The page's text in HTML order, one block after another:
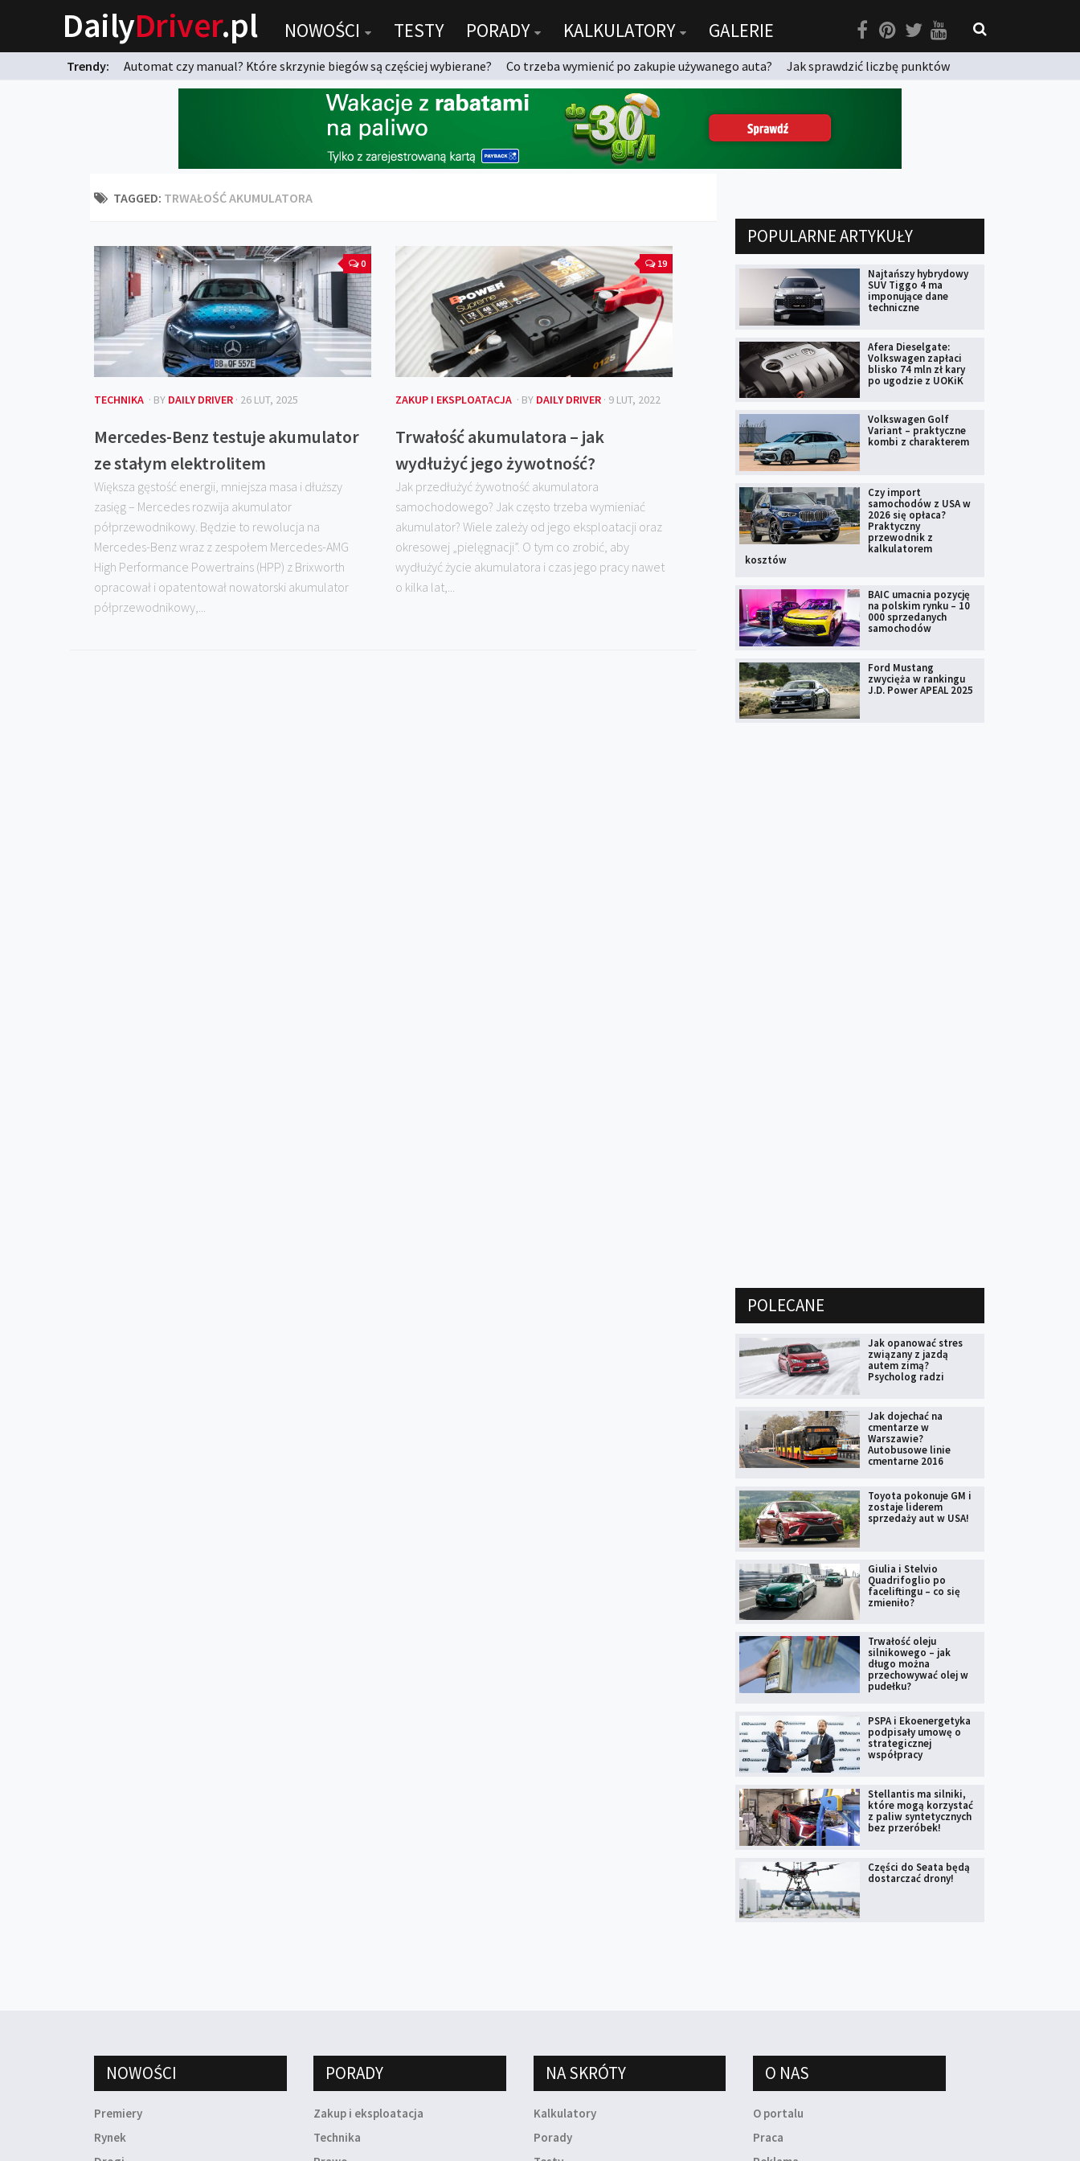
DailyDriver.pl NOWOŚCI TESTY PORADY KALKULATORY GALERIE
Trendy: Automat czy manual? Które skrzynie biegów są częściej wybierane? Co trzeba wymienić po zakupie używanego auta?
Jak sprawdzić liczbę punktów
TAGGED: TRWAŁOŚĆ AKUMULATORA
0
TECHNIKA · BY DAILY DRIVER · 26 LUT, 2025
Mercedes-Benz testuje akumulator
ze stałym elektrolitem
Większa gęstość energii, mniejsza masa i dłuższy
zasięg – Mercedes rozwija akumulator
półprzewodnikowy. Będzie to rewolucja na
Mercedes-Benz wraz z zespołem Mercedes-AMG
High Performance Powertrains (HPP) z Brixworth
opracował i opatentował nowatorski akumulator
półprzewodnikowy,...
19
ZAKUP I EKSPLOATACJA · BY DAILY DRIVER · 9 LUT, 2022
Trwałość akumulatora – jak
wydłużyć jego żywotność?
Jak przedłużyć żywotność akumulatora
samochodowego? Jak często trzeba wymieniać
akumulator? Wiele zależy od jego eksploatacji oraz
okresowej „pielęgnacji”. O tym co zrobić, aby
wydłużyć życie akumulatora i czas jego pracy nawet
o kilka lat,...
POPULARNE ARTYKUŁY
Najtańszy hybrydowy
SUV Tiggo 4 ma
imponujące dane
techniczne
Afera Dieselgate:
Volkswagen zapłaci
blisko 74 mln zł kary
po ugodzie z UOKiK
Volkswagen Golf
Variant – praktyczne
kombi z charakterem
Czy import
samochodów z USA w
2026 się opłaca?
Praktyczny
przewodnik z
kalkulatorem
kosztów
BAIC umacnia pozycję
na polskim rynku – 10
000 sprzedanych
samochodów
Ford Mustang
zwycięża w rankingu
J.D. Power APEAL 2025
POLECANE
Jak opanować stres
związany z jazdą
autem zimą?
Psycholog radzi
Jak dojechać na
cmentarze w
Warszawie?
Autobusowe linie
cmentarne 2016
Toyota pokonuje GM i
zostaje liderem
sprzedaży aut w USA!
Giulia i Stelvio
Quadrifoglio po
faceliftingu – co się
zmieniło?
Trwałość oleju
silnikowego – jak
długo można
przechowywać olej w
pudełku?
PSPA i Ekoenergetyka
podpisały umowę o
strategicznej
współpracy
Stellantis ma silniki,
które mogą korzystać
z paliw syntetycznych
bez przeróbek!
Części do Seata będą
dostarczać drony!
NOWOŚCI
Premiery
Rynek
PORADY
Zakup i eksploatacja
Technika
NA SKRÓTY
Kalkulatory
Porady
O NAS
O portalu
Praca